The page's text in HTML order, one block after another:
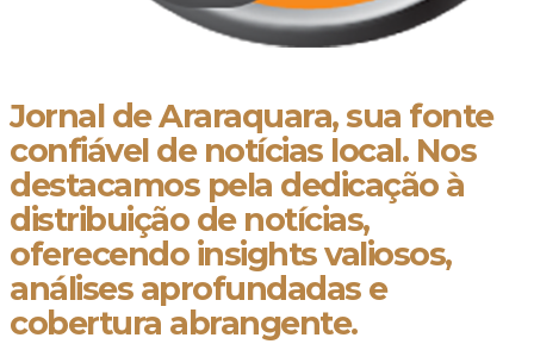
Jornal de Araraquara, sua fonte
confiável de notícias local. Nos
destacamos pela dedicação à
distribuição de notícias,
oferecendo insights valiosos,
análises aprofundadas e
cobertura abrangente.